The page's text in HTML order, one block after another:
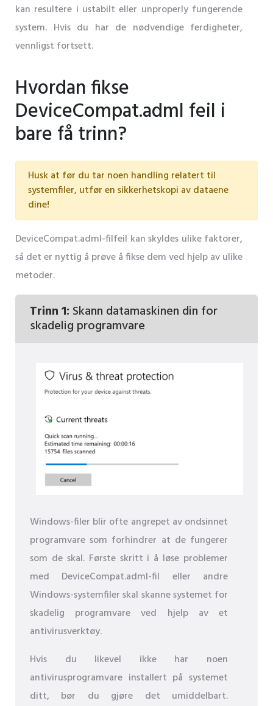
kan resultere i ustabilt eller unproperly fungerende
system. Hvis du har de nødvendige ferdigheter,
vennligst fortsett.
Hvordan fikse
DeviceCompat.adml feil i
bare få trinn?
Husk at før du tar noen handling relatert til
systemfiler, utfør en sikkerhetskopi av dataene
dine!
DeviceCompat.adml-filfeil kan skyldes ulike faktorer,
så det er nyttig å prøve å fikse dem ved hjelp av ulike
metoder.
Trinn 1: Skann datamaskinen din for
skadelig programvare
Windows-filer blir ofte angrepet av ondsinnet
programvare som forhindrer at de fungerer
som de skal. Første skritt i å løse problemer
med DeviceCompat.adml-fil eller andre
Windows-systemfiler skal skanne systemet for
skadelig programvare ved hjelp av et
antivirusverktøy.
Hvis du likevel ikke har noen
antivirusprogramvare installert på systemet
ditt, bør du gjøre det umiddelbart.